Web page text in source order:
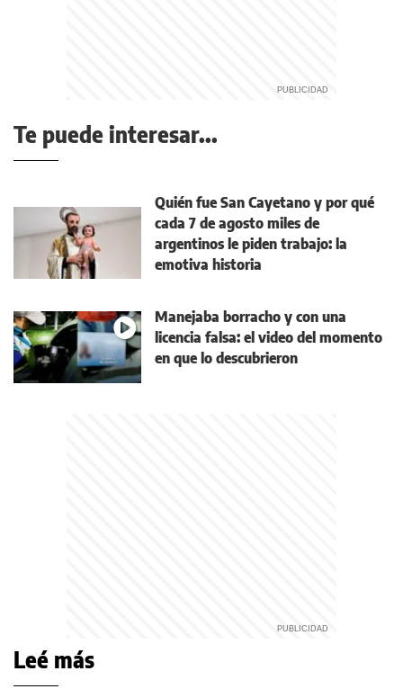
Te puede interesar...
Quién fue San Cayetano y por qué
cada 7 de agosto miles de
argentinos le piden trabajo: la
emotiva historia
Manejaba borracho y con una
licencia falsa: el video del momento
en que lo descubrieron
Leé más